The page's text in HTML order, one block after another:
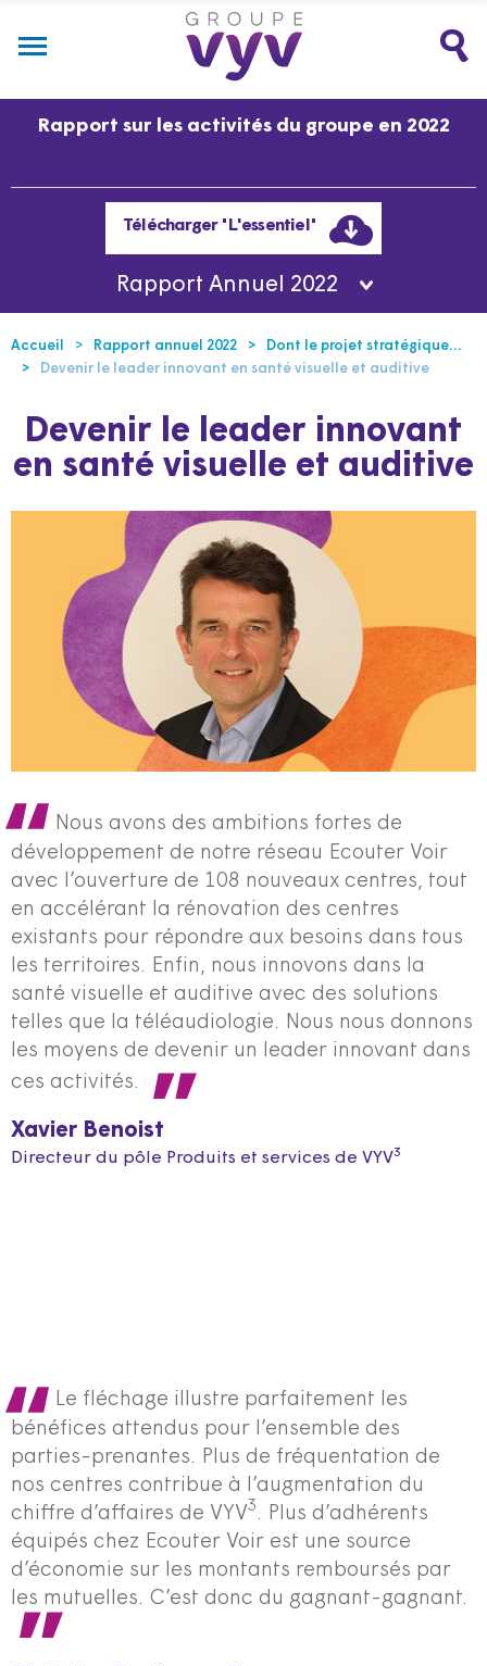
Rapport sur les activités du groupe en 2022
Télécharger "L'essentiel"
Rapport Annuel 2022
Accueil Rapport annuel 2022
Dont le projet stratégique…
Devenir le leader innovant en santé visuelle et auditive
Devenir le leader innovant
en santé visuelle et auditive
Nous avons des ambitions fortes de
développement de notre réseau Ecouter Voir
avec l’ouverture de 108 nouveaux centres, tout
en accélérant la rénovation des centres
existants pour répondre aux besoins dans tous
les territoires. Enfin, nous innovons dans la
santé visuelle et auditive avec des solutions
telles que la téléaudiologie. Nous nous donnons
les moyens de devenir un leader innovant dans
ces activités.
Xavier Benoist
Directeur du pôle Produits et services de VYV3
Le fléchage illustre parfaitement les
bénéfices attendus pour l’ensemble des
parties-prenantes. Plus de fréquentation de
nos centres contribue à l’augmentation du
chiffre d’affaires de VYV3. Plus d’adhérents
équipés chez Ecouter Voir est une source
d’économie sur les montants remboursés par
les mutuelles. C’est donc du gagnant-gagnant.